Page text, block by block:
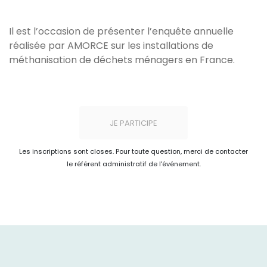
Il est l’occasion de présenter l’enquête annuelle
réalisée par AMORCE sur les installations de
méthanisation de déchets ménagers en France.
JE PARTICIPE
Les inscriptions sont closes. Pour toute question, merci de contacter
le référent administratif de l'événement.